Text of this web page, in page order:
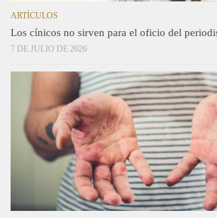
ARTÍCULOS
Los cínicos no sirven para el oficio del
7 DE JULIO DE 2026